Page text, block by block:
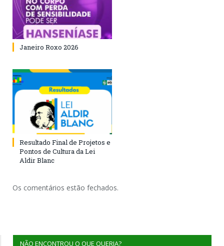
Janeiro Roxo 2026
Resultado Final de Projetos e
Pontos de Cultura da Lei
Aldir Blanc
Os comentários estão fechados.
NÃO ENCONTROU O QUE QUERIA?